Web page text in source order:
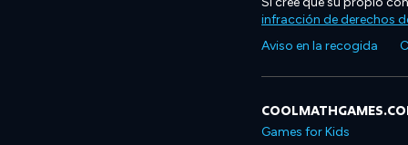
infracción de derechos
Aviso en la recogida
Games for Kids